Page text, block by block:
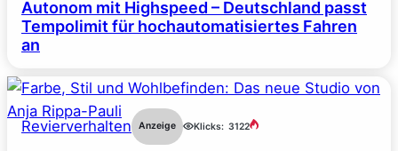
Autonom mit Highspeed – Deutschland passt
Tempolimit für hochautomatisiertes Fahren
an
Revierverhalten Anzeige Klicks: 3122